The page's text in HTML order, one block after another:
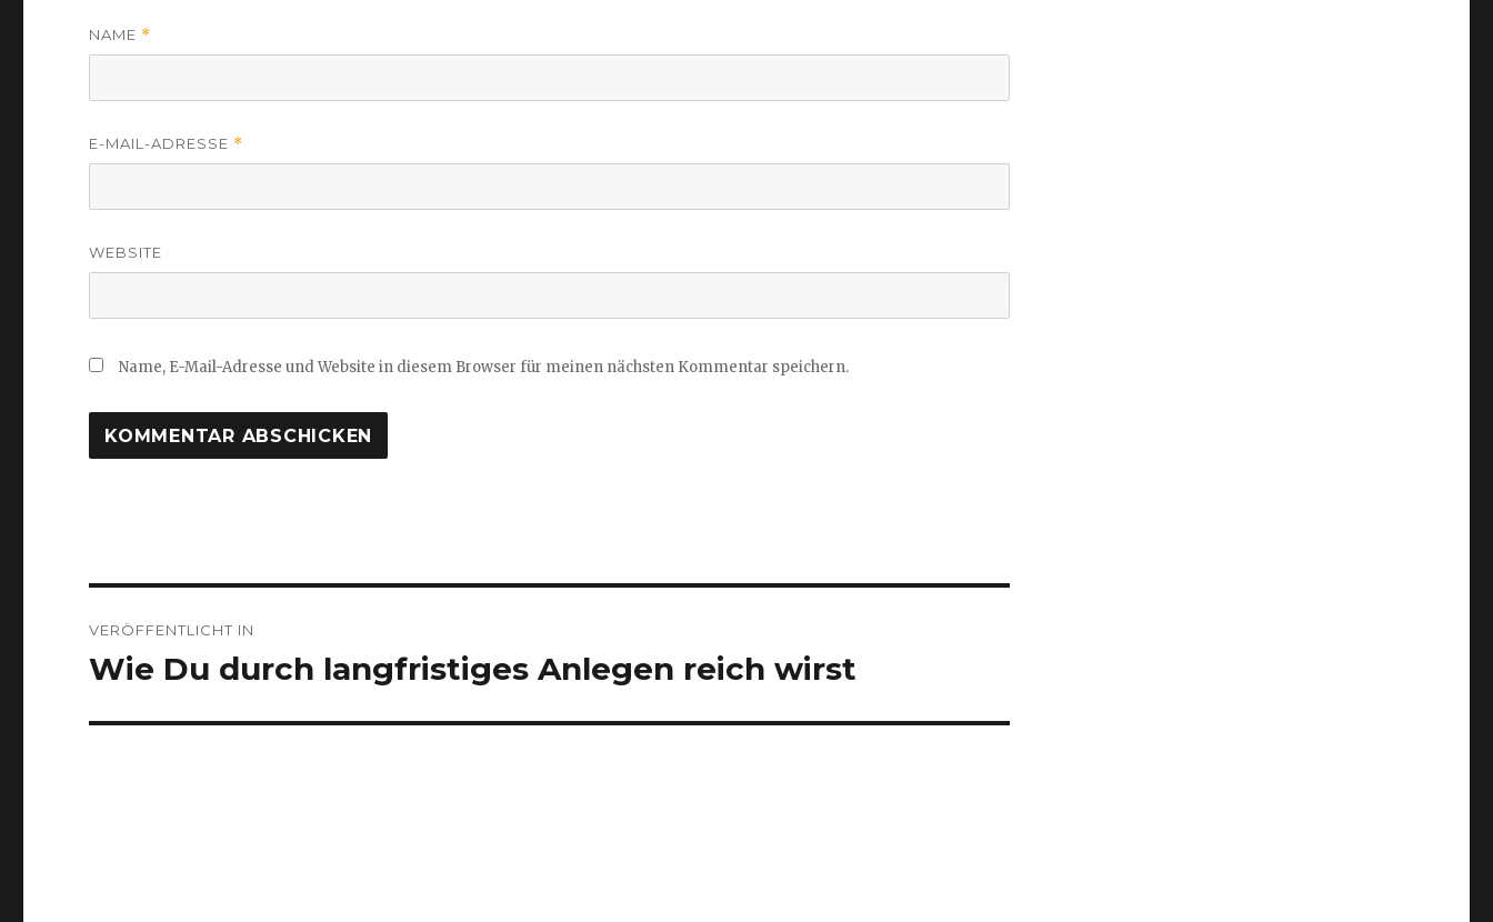
NAME *
E-MAIL-ADRESSE *
WEBSITE
Name, E-Mail-Adresse und Website in diesem Browser für meinen nächsten Kommentar speichern.
VERÖFFENTLICHT IN
Wie Du durch langfristiges Anlegen reich wirst